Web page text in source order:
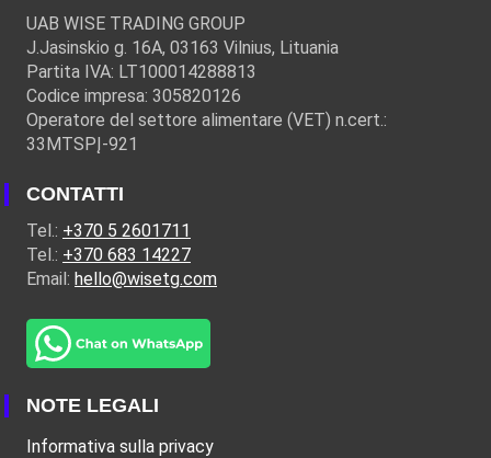
UAB WISE TRADING GROUP
J.Jasinskio g. 16A, 03163 Vilnius, Lituania
Partita IVA: LT100014288813
Codice impresa: 305820126
Operatore del settore alimentare (VET) n.cert.:
33MTSPĮ-921
CONTATTI
Tel.: +370 5 2601711
Tel.: +370 683 14227
Email: hello@wisetg.com
NOTE LEGALI
Informativa sulla privacy